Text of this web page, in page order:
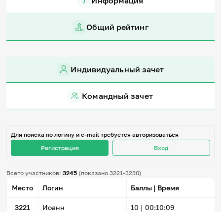
Знания в тестах
Педагогам
Школа наставников
IT-урок
English
Регистрация Вход
Задать вопрос
Общий рейтинг
Индивидуальный зачет
Командный зачет
Для поиска по логину и e-mail требуется авторизоваться
Регистрация
Вход
Всего участников:3245 (показано 3221-3230)
Место Логин Баллы | Время
3221 Иоанн 10 | 00:10:09